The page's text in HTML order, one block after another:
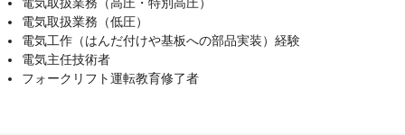
電気取扱業務（低圧）
電気工作（はんだ付けや基板への部品実装）経験
電気主任技術者
フォークリフト運転教育修了者